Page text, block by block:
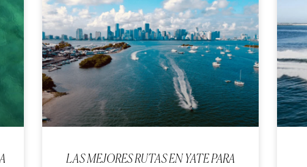
LAS MEJORES RUTAS EN YATE PARA